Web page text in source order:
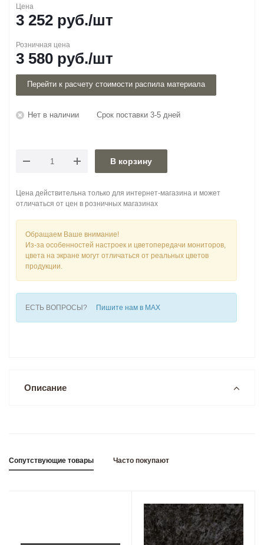
Цена
3 252 руб./шт
Розничная цена
3 580 руб./шт
Перейти к расчету стоимости распила материала
Нет в наличии Срок поставки 3-5 дней
В корзину
Цена действительна только для интернет-магазина и может
отличаться от цен в розничных магазинах
Обращаем Ваше внимание!
Из-за особенностей настроек и цветопередачи мониторов,
цвета на экране могут отличаться от реальных цветов
продукции.
ЕСТЬ ВОПРОСЫ? Пишите нам в MAX
Описание
Сопутствующие товары Часто покупают